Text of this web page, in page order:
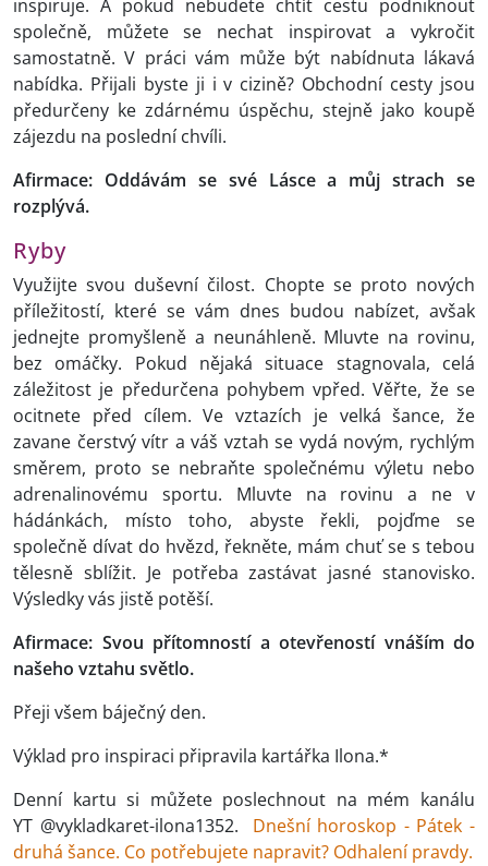
inspiruje. A pokud nebudete chtít cestu podniknout
společně, můžete se nechat inspirovat a vykročit
samostatně. V práci vám může být nabídnuta lákavá
nabídka. Přijali byste ji i v cizině? Obchodní cesty jsou
předurčeny ke zdárnému úspěchu, stejně jako koupě
zájezdu na poslední chvíli.
Afirmace: Oddávám se své Lásce a můj strach se
rozplývá.
Ryby
Využijte svou duševní čilost. Chopte se proto nových
příležitostí, které se vám dnes budou nabízet, avšak
jednejte promyšleně a neunáhleně. Mluvte na rovinu,
bez omáčky. Pokud nějaká situace stagnovala, celá
záležitost je předurčena pohybem vpřed. Věřte, že se
ocitnete před cílem. Ve vztazích je velká šance, že
zavane čerstvý vítr a váš vztah se vydá novým, rychlým
směrem, proto se nebraňte společnému výletu nebo
adrenalinovému sportu. Mluvte na rovinu a ne v
hádánkách, místo toho, abyste řekli, pojďme se
společně dívat do hvězd, řekněte, mám chuť se s tebou
tělesně sblížit. Je potřeba zastávat jasné stanovisko.
Výsledky vás jistě potěší.
Afirmace: Svou přítomností a otevřeností vnáším do
našeho vztahu světlo.
Přeji všem báječný den.
Výklad pro inspiraci připravila kartářka Ilona.*
Denní kartu si můžete poslechnout na mém kanálu
YT @vykladkaret-ilona1352. Dnešní horoskop - Pátek -
druhá šance. Co potřebujete napravit? Odhalení pravdy.